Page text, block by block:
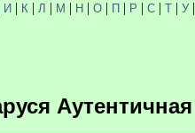
И| К | Л | М | Н| О| П| Р | С| Т| У|
Аутентичная